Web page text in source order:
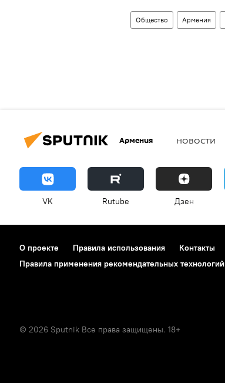
Общество Армения
Армения НОВОСТИ
VK Rutube Дзен
О проекте Правила использования Контакты
Правила применения рекомендательных технологий
© 2026 Sputnik Все права защищены. 18+